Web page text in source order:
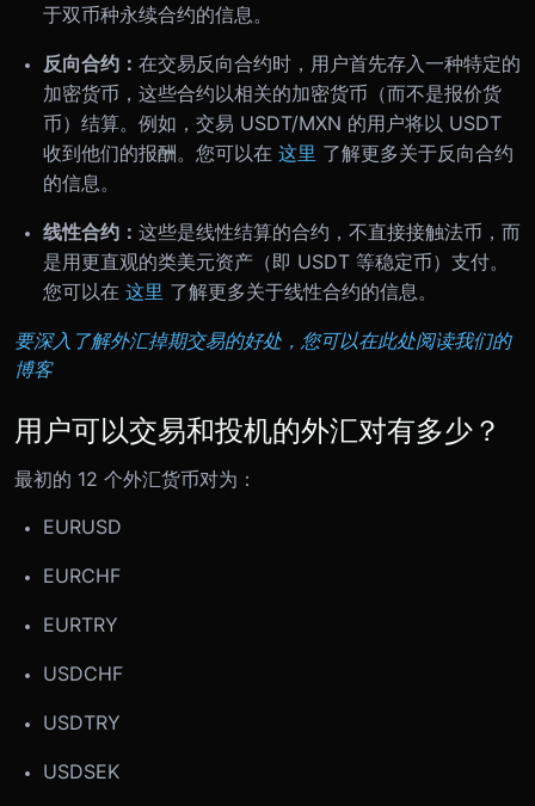
于双币种永续合约的信息。
反向合约： 在交易反向合约时，用户首先存入一种特定的
加密货币，这些合约以相关的加密货币（而不是报价货
币）结算。例如，交易 USDT/MXN 的用户将以 USDT
收到他们的报酬。您可以在 这里 了解更多关于反向合约
的信息。
线性合约： 这些是线性结算的合约，不直接接触法币，而
是用更直观的类美元资产（即 USDT 等稳定币）支付。
您可以在 这里 了解更多关于线性合约的信息。
要深入了解外汇掉期交易的好处，您可以在此处阅读我们的
博客
用户可以交易和投机的外汇对有多少？
最初的 12 个外汇货币对为：
EURUSD
EURCHF
EURTRY
USDCHF
USDTRY
USDSEK